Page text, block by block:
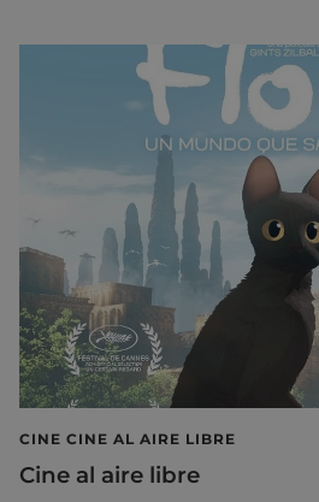
CINE CINE AL AIRE LIBRE
Cine al aire libre